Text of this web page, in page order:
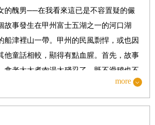
的醜男──在我看來這已是不容置疑的儼
故事發生在甲州富士五湖之一的河口湖
船津裡山一帶。甲州的民風剽悍，或也因
他童話相較，顯得有點血腥。首先，故事
拿老太太煮肉湯太殘忍了，既不滑稽也不
劇還真無聊。到了老太太的骨頭散落簷廊
已經極度殘忍恐怖，作為所謂的兒童讀
不得不遭到禁止販售吧。因此現行出版的
more